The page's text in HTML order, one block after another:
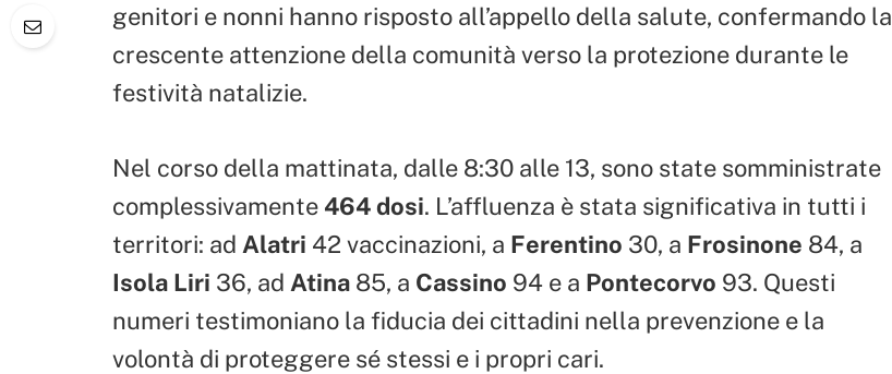
genitori e nonni hanno risposto all’appello della salute, confermando la
crescente attenzione della comunità verso la protezione durante le
festività natalizie.
Nel corso della mattinata, dalle 8:30 alle 13, sono state somministrate
complessivamente 464 dosi. L’affluenza è stata significativa in tutti i
territori: ad Alatri 42 vaccinazioni, a Ferentino 30, a Frosinone 84, a
Isola Liri 36, ad Atina 85, a Cassino 94 e a Pontecorvo 93. Questi
numeri testimoniano la fiducia dei cittadini nella prevenzione e la
volontà di proteggere sé stessi e i propri cari.